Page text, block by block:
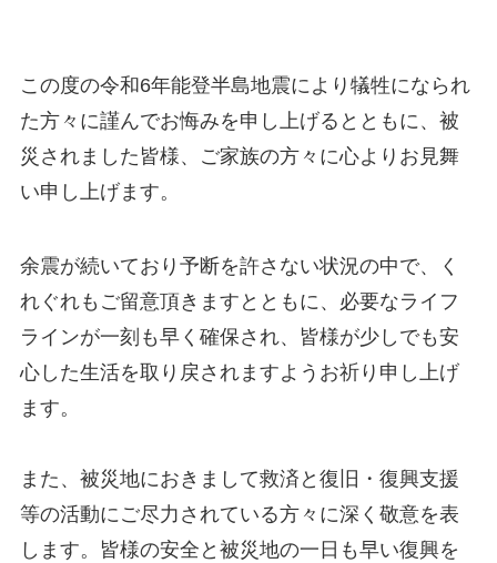
この度の令和6年能登半島地震により犠牲になられ
た方々に謹んでお悔みを申し上げるとともに、被
災されました皆様、ご家族の方々に心よりお見舞
い申し上げます。
余震が続いており予断を許さない状況の中で、く
れぐれもご留意頂きますとともに、必要なライフ
ラインが一刻も早く確保され、皆様が少しでも安
心した生活を取り戻されますようお祈り申し上げ
ます。
また、被災地におきまして救済と復旧・復興支援
等の活動にご尽力されている方々に深く敬意を表
します。皆様の安全と被災地の一日も早い復興を